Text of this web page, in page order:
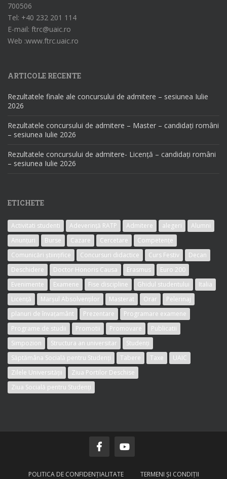
700506
Tel: +40 232 201 114
E-mail: ftrc@uaic.ro
Web :www.ftrc.uaic.ro
ARTICOLE RECENTE
Rezultatele finale ale concursului de admitere – sesiunea Iulie
2026
Rezultatele concursului de admitere – Master – candidați români
– sesiunea Iulie 2026
Rezultatele concursului de admitere- Licență – candidați români
– sesiunea Iulie 2026
ETICHETE
Activitati studenti Adeverință RATP Admitere alegeri
Alumni
Anunțuri
Burse Cazare Cercetare
Competențe
Comunicări științifice
Concursuri didactice Curs Festiv
Decan
Deschidere
Doctor Honoris Causa Erasmus
Euro 200
Evenimente
Examene Fise discipline Ghidul studentului
Italia
Licență
Marșul Absolvenților Masterat Orar
Pelerinaj
planuri de învațamânt
Prezentare
Programare examene
Programe de studii
Promotii Promovare
Publicatii
Simpozion
Structura an universitar
Studenți
Săptămâna Socială pentru Studenți
Tabere Taxe
UAIC
Zilele Universității
Ziua Portilor Deschise
Ziua Socială pentru Studenți
POLITICA DE CONFIDENŢIALITATE TERMENI ŞI CONDIŢII